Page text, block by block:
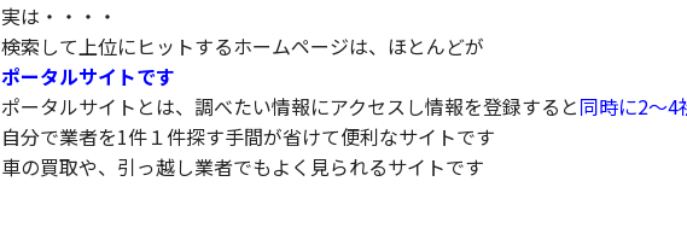
実は・・・・
検索して上位にヒットするホームページは、ほとんどが
ポータルサイトです
ポータルサイトとは、調べたい情報にアクセスし情報を登録すると同時に2～4
自分で業者を1件１件探す手間が省けて便利なサイトです
車の買取や、引っ越し業者でもよく見られるサイトです